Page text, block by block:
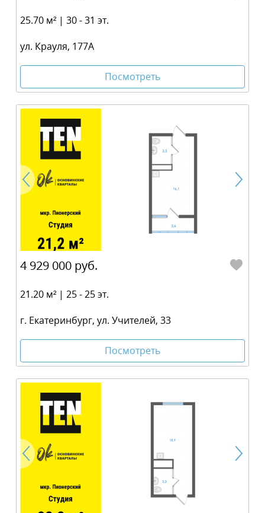
25.70 м² | 30 - 31 эт.
ул. Крауля, 177А
Посмотреть
4 929 000 руб.
21.20 м² | 25 - 25 эт.
г. Екатеринбург, ул. Учителей, 33
Посмотреть